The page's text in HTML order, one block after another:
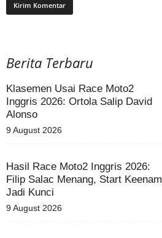
Berita Terbaru
Klasemen Usai Race Moto2
Inggris 2026: Ortola Salip David
Alonso
9 August 2026
Hasil Race Moto2 Inggris 2026:
Filip Salac Menang, Start Keenam
Jadi Kunci
9 August 2026